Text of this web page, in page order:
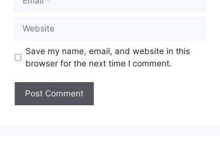
s
t
Save my name, email, and website in this
browser for the next time I comment.